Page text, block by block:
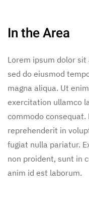
In the Area
Lorem ipsum dolor
sed do eiusmod
magna aliqua. Ut
exercitation ullamco
commodo
reprehenderit in
fugiat nulla pariatur.
non proident, sunt in
anim id est laborum.